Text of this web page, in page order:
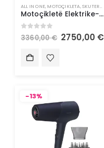
ALL IN ONE, MOTOÇIKLETA,SKUTERA ELEKTRIK
Motoçikletë Elektrike- Doohan iTank 1500W 45Km/h
out of 5
3360,00€ 2750,00 €
-13%